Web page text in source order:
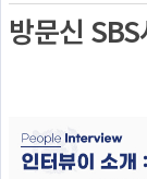
방문신